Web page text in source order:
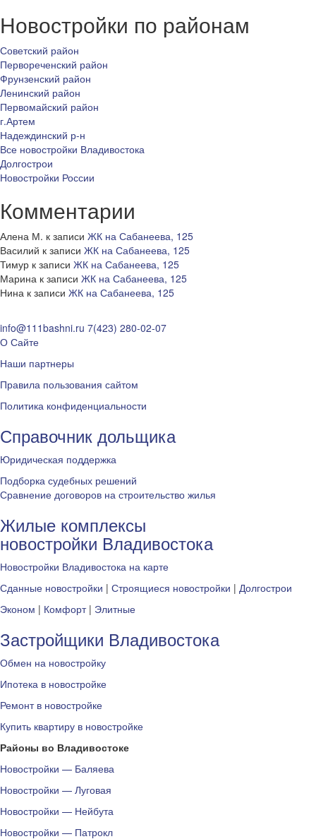
Новостройки по районам
Советский район
Первореченский район
Фрунзенский район
Ленинский район
Первомайский район
г.Артем
Надеждинский р-н
Все новостройки Владивостока
Долгострои
Новостройки России
Комментарии
Алена М. к записи ЖК на Сабанеева, 125
Василий к записи ЖК на Сабанеева, 125
Тимур к записи ЖК на Сабанеева, 125
Марина к записи ЖК на Сабанеева, 125
Нина к записи ЖК на Сабанеева, 125
info@111bashni.ru 7(423) 280-02-07
О Сайте
Наши партнеры
Правила пользования сайтом
Политика конфиденциальности
Справочник дольщика
Юридическая поддержка
Подборка судебных решений
Сравнение договоров на строительство жилья
Жилые комплексы
новостройки Владивостока
Новостройки Владивостока на карте
Сданные новостройки | Строящиеся новостройки | Долгострои
Эконом | Комфорт| Элитные
Застройщики Владивостока
Обмен на новостройку
Ипотека в новостройке
Ремонт в новостройке
Купить квартиру в новостройке
Районы во Владивостоке
Новостройки — Баляева
Новостройки — Луговая
Новостройки — Нейбута
Новостройки — Патрокл